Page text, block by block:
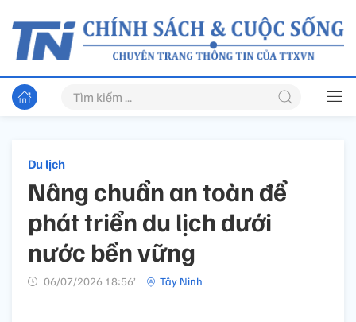
Du lịch
Nâng chuẩn an toàn để
phát triển du lịch dưới
nước bền vững
06/07/2026 18:56’ Tây Ninh